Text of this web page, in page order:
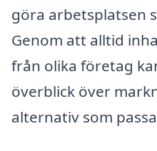
göra arbetsplatsen
Genom att alltid
från olika företag
överblick över
alternativ som